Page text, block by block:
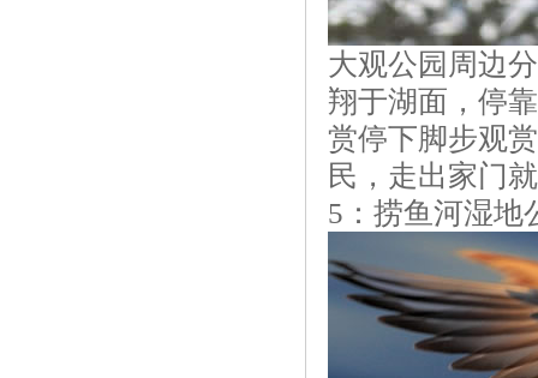
大观公园周边
翔于湖面，停
赏停下脚步观
民，走出家门
5：捞鱼河湿地